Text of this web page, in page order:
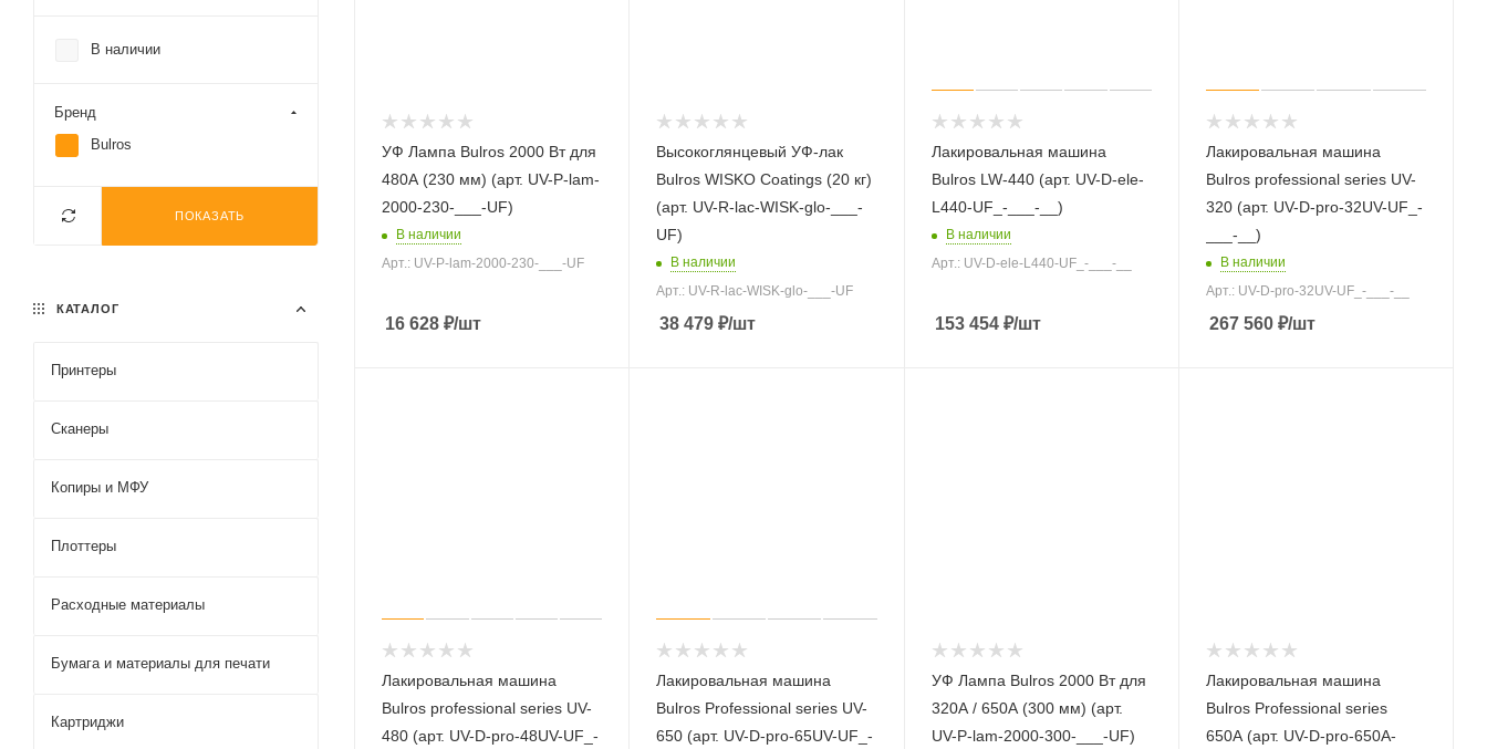
УФ Лампа Bulros 2000 Вт для
480А (230 мм) (арт. UV-P-lam-
2000-230-___-UF)
В наличии
Арт.: UV-P-lam-2000-230-___-UF
16 628 ₽/шт
Высокоглянцевый УФ-лак
Bulros WISKO Coatings (20 кг)
(арт. UV-R-lac-WISK-glo-___-
UF)
В наличии
Арт.: UV-R-lac-WISK-glo-___-UF
38 479 ₽/шт
Лакировальная машина
Bulros LW-440 (арт. UV-D-ele-
L440-UF_-___-__)
В наличии
Арт.: UV-D-ele-L440-UF_-___-__
153 454₽/шт
Лакировальная машина
Bulros professional series UV-
320 (арт. UV-D-pro-32UV-UF_-
___-__)
В наличии
Арт.: UV-D-pro-32UV-UF_-___-__
267 560₽/шт
Лакировальная машина
Bulros professional series UV-
480 (арт. UV-D-pro-48UV-UF_-
Лакировальная машина
Bulros Professional series UV-
650 (арт. UV-D-pro-65UV-UF_-
УФ Лампа Bulros 2000 Вт для
320А / 650А (300 мм) (арт.
UV-P-lam-2000-300-___-UF)
Лакировальная машина
Bulros Professional series
650A (арт. UV-D-pro-650A-
В наличии
Бренд
Bulros
ПОКАЗАТЬ
КАТАЛОГ
Принтеры
Сканеры
Копиры и МФУ
Плоттеры
Расходные материалы
Бумага и материалы для печати
Картриджи